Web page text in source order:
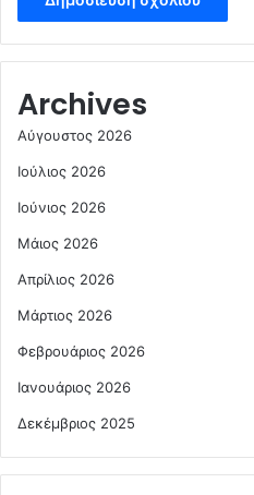
Archives
Αύγουστος 2026
Ιούλιος 2026
Ιούνιος 2026
Μάιος 2026
Απρίλιος 2026
Μάρτιος 2026
Φεβρουάριος 2026
Ιανουάριος 2026
Δεκέμβριος 2025